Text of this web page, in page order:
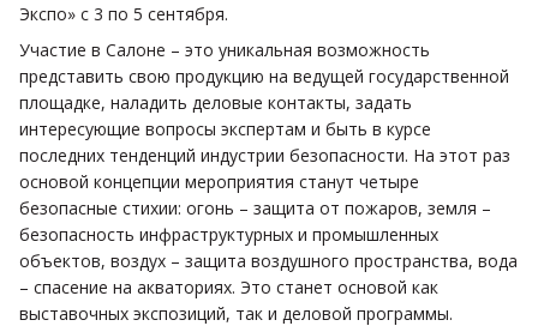
Экспо» с 3 по 5 сентября.
Участие в Салоне – это уникальная возможность
представить свою продукцию на ведущей государственной
площадке, наладить деловые контакты, задать
интересующие вопросы экспертам и быть в курсе
последних тенденций индустрии безопасности. На этот раз
основой концепции мероприятия станут четыре
безопасные стихии: огонь – защита от пожаров, земля –
безопасность инфраструктурных и промышленных
объектов, воздух – защита воздушного пространства, вода
– спасение на акваториях. Это станет основой как
выставочных экспозиций, так и деловой программы.